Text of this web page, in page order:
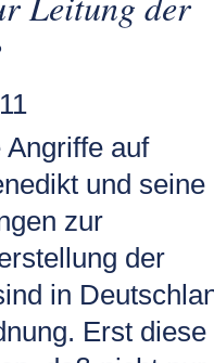
auf
und seine
zur
der
in
Erst